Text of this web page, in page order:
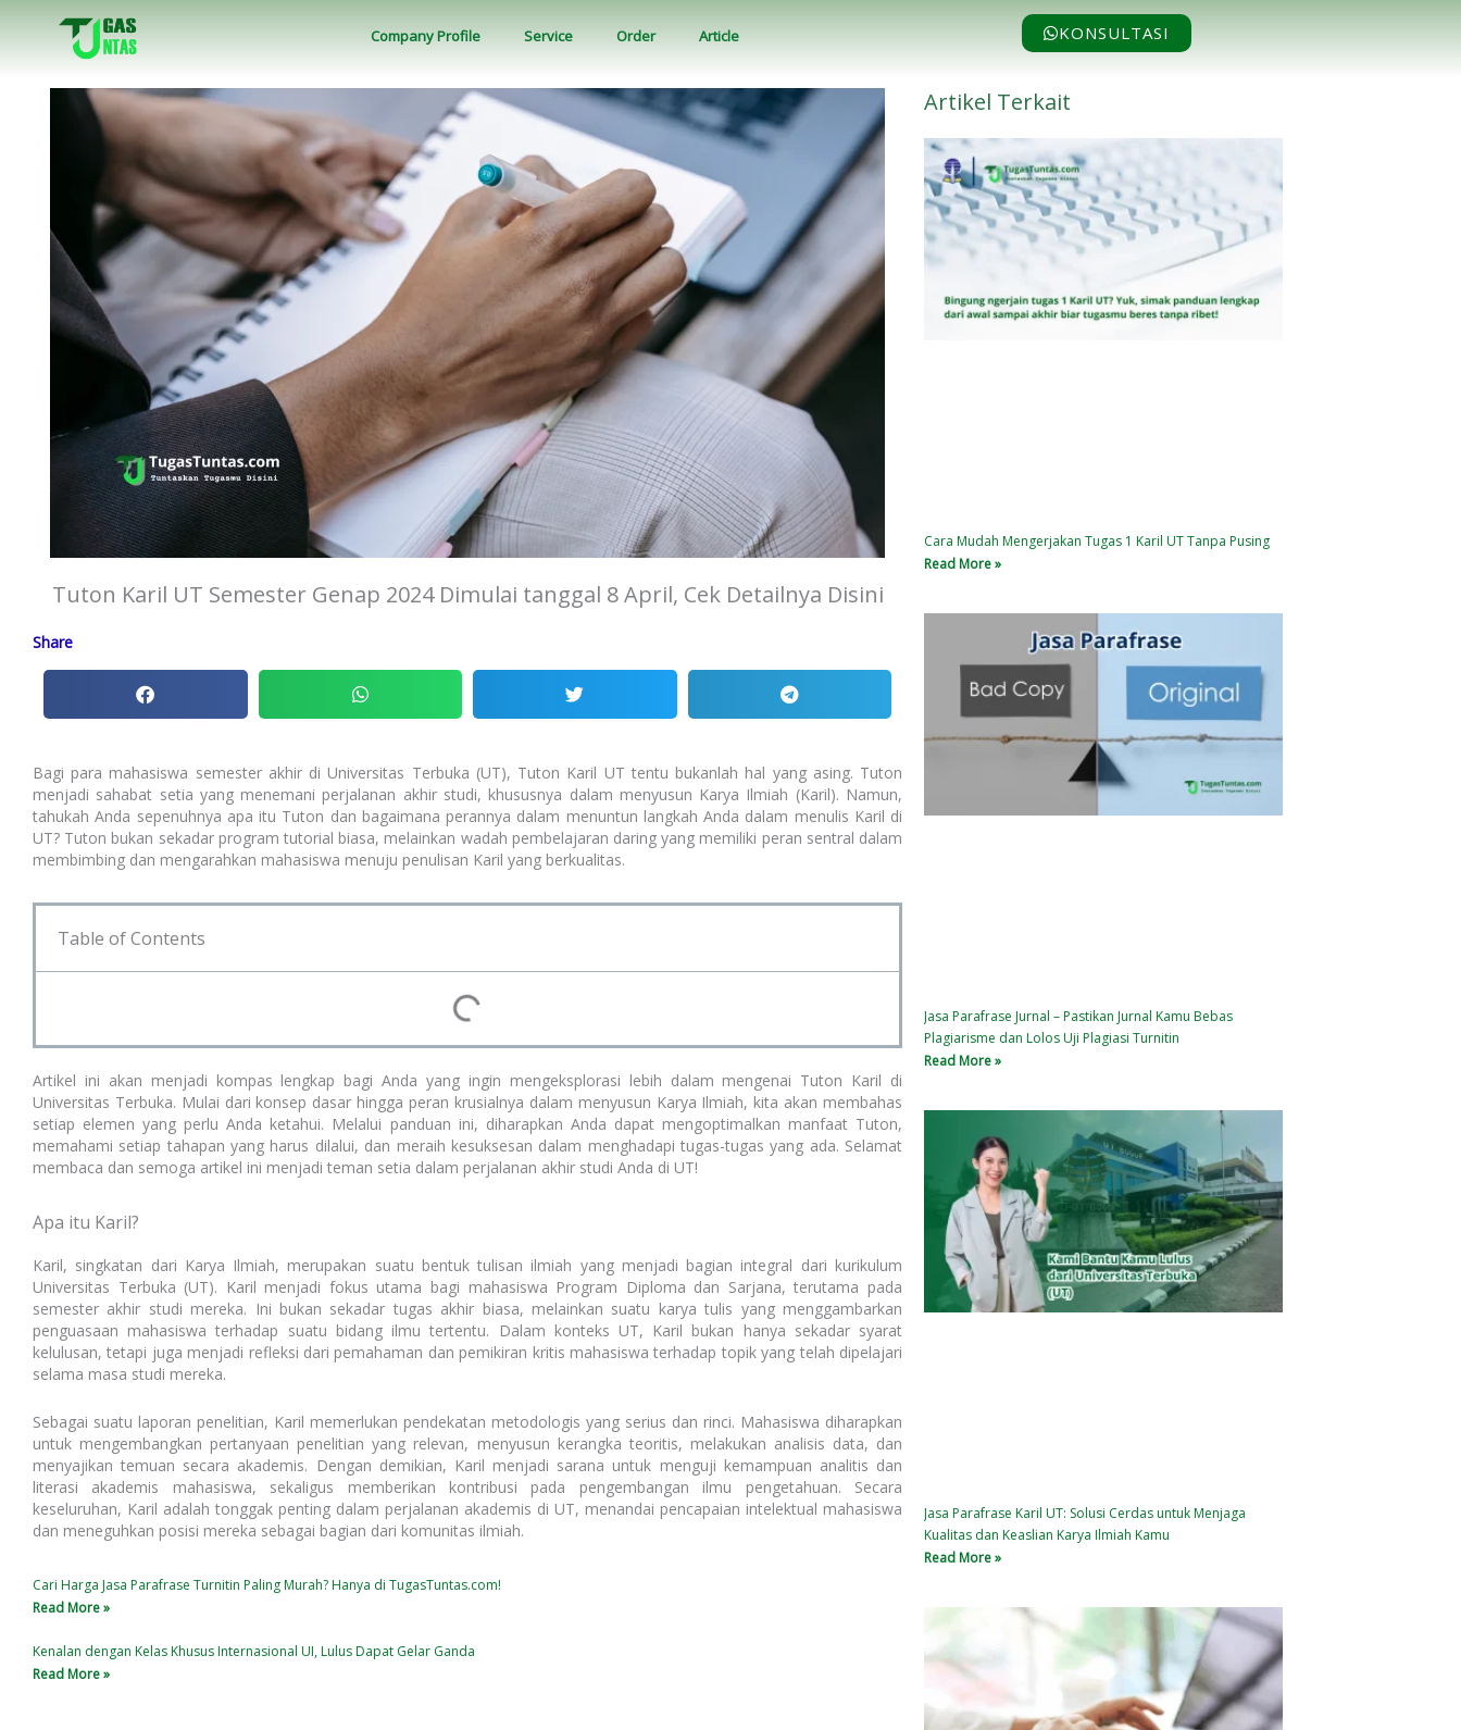
Company Profile Service Order Article KONSULTASI
Tuton Karil UT Semester Genap 2024 Dimulai tanggal 8 April, Cek Detailnya Disini
Share
Bagi para mahasiswa semester akhir di Universitas Terbuka (UT), Tuton Karil UT tentu bukanlah hal yang asing. Tuton
menjadi sahabat setia yang menemani perjalanan akhir studi, khususnya dalam menyusun Karya Ilmiah (Karil). Namun,
tahukah Anda sepenuhnya apa itu Tuton dan bagaimana perannya dalam menuntun langkah Anda dalam menulis Karil di
UT? Tuton bukan sekadar program tutorial biasa, melainkan wadah pembelajaran daring yang memiliki peran sentral dalam
membimbing dan mengarahkan mahasiswa menuju penulisan Karil yang berkualitas.
Table of Contents
Artikel ini akan menjadi kompas lengkap bagi Anda yang ingin mengeksplorasi lebih dalam mengenai Tuton Karil di
Universitas Terbuka. Mulai dari konsep dasar hingga peran krusialnya dalam menyusun Karya Ilmiah, kita akan membahas
setiap elemen yang perlu Anda ketahui. Melalui panduan ini, diharapkan Anda dapat mengoptimalkan manfaat Tuton,
memahami setiap tahapan yang harus dilalui, dan meraih kesuksesan dalam menghadapi tugas-tugas yang ada. Selamat
membaca dan semoga artikel ini menjadi teman setia dalam perjalanan akhir studi Anda di UT!
Apa itu Karil?
Karil, singkatan dari Karya Ilmiah, merupakan suatu bentuk tulisan ilmiah yang menjadi bagian integral dari kurikulum
Universitas Terbuka (UT). Karil menjadi fokus utama bagi mahasiswa Program Diploma dan Sarjana, terutama pada
semester akhir studi mereka. Ini bukan sekadar tugas akhir biasa, melainkan suatu karya tulis yang menggambarkan
penguasaan mahasiswa terhadap suatu bidang ilmu tertentu. Dalam konteks UT, Karil bukan hanya sekadar syarat
kelulusan, tetapi juga menjadi refleksi dari pemahaman dan pemikiran kritis mahasiswa terhadap topik yang telah dipelajari
selama masa studi mereka.
Sebagai suatu laporan penelitian, Karil memerlukan pendekatan metodologis yang serius dan rinci. Mahasiswa diharapkan
untuk mengembangkan pertanyaan penelitian yang relevan, menyusun kerangka teoritis, melakukan analisis data, dan
menyajikan temuan secara akademis. Dengan demikian, Karil menjadi sarana untuk menguji kemampuan analitis dan
literasi akademis mahasiswa, sekaligus memberikan kontribusi pada pengembangan ilmu pengetahuan. Secara
keseluruhan, Karil adalah tonggak penting dalam perjalanan akademis di UT, menandai pencapaian intelektual mahasiswa
dan meneguhkan posisi mereka sebagai bagian dari komunitas ilmiah.
Cari Harga Jasa Parafrase Turnitin Paling Murah? Hanya di TugasTuntas.com!
Read More »
Kenalan dengan Kelas Khusus Internasional UI, Lulus Dapat Gelar Ganda
Read More »
Artikel Terkait
Cara Mudah Mengerjakan Tugas 1 Karil UT Tanpa Pusing
Read More »
Jasa Parafrase Jurnal – Pastikan Jurnal Kamu Bebas
Plagiarisme dan Lolos Uji Plagiasi Turnitin
Read More »
Jasa Parafrase Karil UT: Solusi Cerdas untuk Menjaga
Kualitas dan Keaslian Karya Ilmiah Kamu
Read More »